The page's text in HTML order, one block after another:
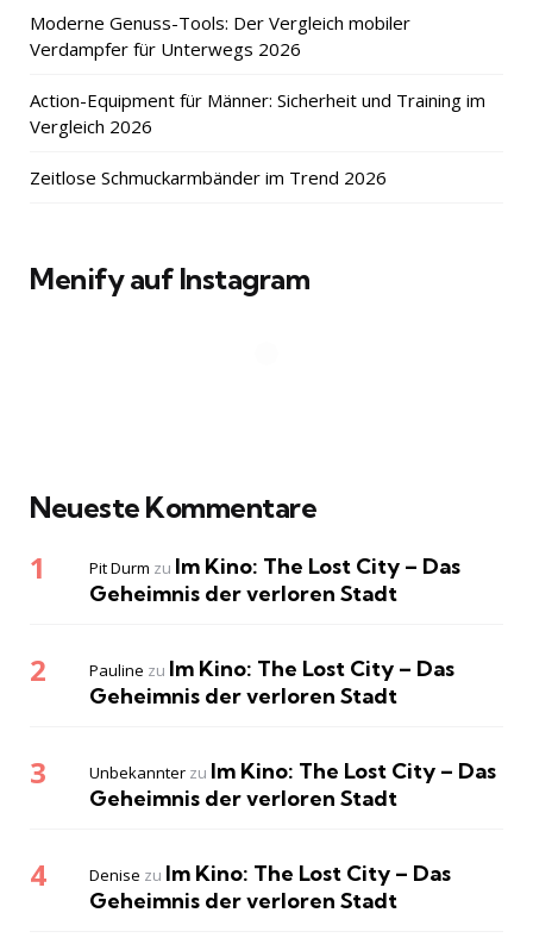
Moderne Genuss-Tools: Der Vergleich mobiler
Verdampfer für Unterwegs 2026
Action-Equipment für Männer: Sicherheit und Training im
Vergleich 2026
Zeitlose Schmuckarmbänder im Trend 2026
Menify auf Instagram
Neueste Kommentare
Pit Durm zu Im Kino: The Lost City – Das
Geheimnis der verloren Stadt
Pauline zu Im Kino: The Lost City – Das
Geheimnis der verloren Stadt
Unbekannter zu Im Kino: The Lost City – Das
Geheimnis der verloren Stadt
Denise zu Im Kino: The Lost City – Das
Geheimnis der verloren Stadt